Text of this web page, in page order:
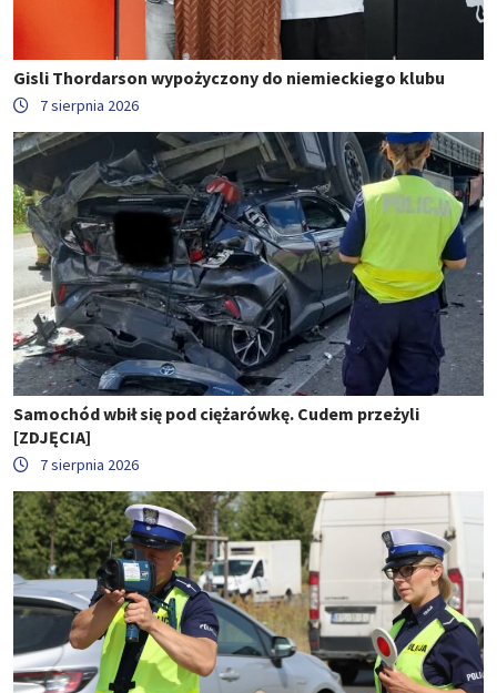
Gisli Thordarson wypożyczony do niemieckiego klubu
7 sierpnia 2026
Samochód wbił się pod ciężarówkę. Cudem przeżyli
[ZDJĘCIA]
7 sierpnia 2026